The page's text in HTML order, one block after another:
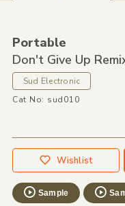
Portable
Don't Give Up
Sud Electronic
Cat No: sud010
Wishlist
Sample